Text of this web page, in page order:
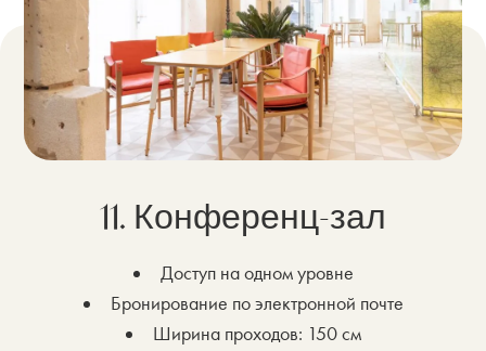
11. Конференц-зал
Доступ на одном уровне
Бронирование по электронной почте
Ширина проходов: 150 см